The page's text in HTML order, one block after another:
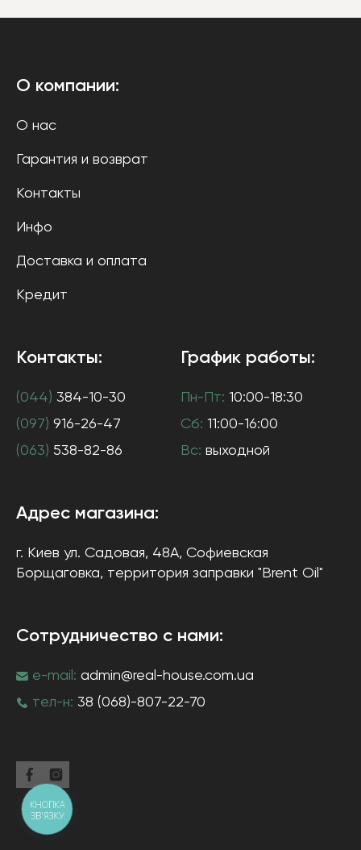
О компании:
О нас
Гарантия и возврат
Контакты
Инфо
Доставка и оплата
Кредит
Контакты:
(044) 384-10-30
(097) 916-26-47
(063) 538-82-86
График работы:
Пн-Пт: 10:00-18:30
Сб: 11:00-16:00
Вс: выходной
Адрес магазина:
г. Киев ул. Садовая, 48А, Софиевская
Борщаговка, территория заправки "Brent Oil"
Сотрудничество с нами:
e-mail: admin@real-house.com.ua
тел-н: 38 (068)-807-22-70
КНОПКА
ЗВ'ЯЗКУ